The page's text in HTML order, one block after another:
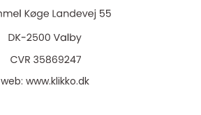
web: www.klikko.dk